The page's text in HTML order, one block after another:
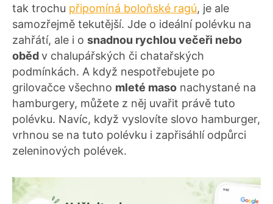
tak trochu připomíná boloňské ragú, je ale
samozřejmě tekutější. Jde o ideální polévku na
zahřátí, ale i o snadnou rychlou večeři nebo
obědv chalupářských či chatařských
podmínkách. A když nespotřebujete po
grilovačce všechno mleté maso nachystané na
hamburgery, můžete z něj uvařit právě tuto
polévku. Navíc, když vyslovíte slovo hamburger,
vrhnou se na tuto polévku i zapřisáhlí odpůrci
zeleninových polévek.